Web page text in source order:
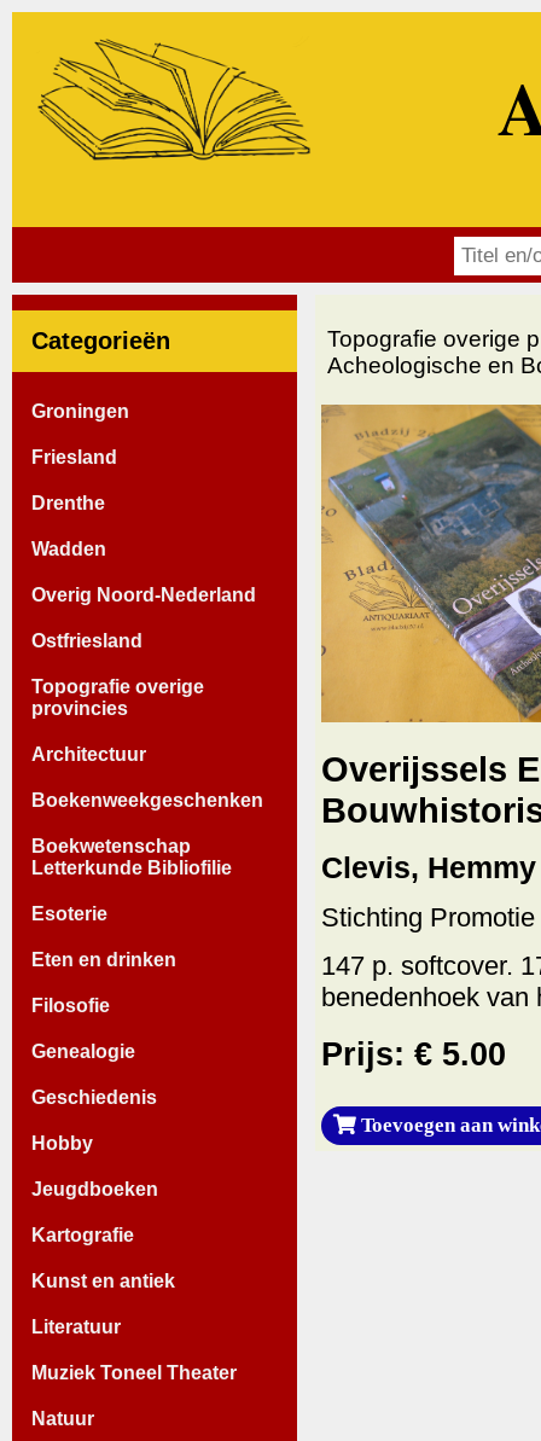
Categorieën
Groningen
Friesland
Drenthe
Wadden
Overig Noord-Nederland
Ostfriesland
Topografie overige
provincies
Architectuur
Boekenweekgeschenken
Boekwetenschap
Letterkunde Bibliofilie
Esoterie
Eten en drinken
Filosofie
Genealogie
Geschiedenis
Hobby
Jeugdboeken
Kartografie
Kunst en antiek
Literatuur
Muziek Toneel Theater
Natuur
Topografie overige
Acheologische en
Overijssels
Clevis,
Stichting
147 p. softcover.
benedenhoek van
Prijs: € 5.00
Toevoegen aan